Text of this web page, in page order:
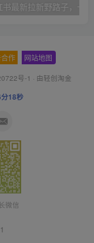
作 网站地图
号-1 · 由轻创淘金
19秒
微信